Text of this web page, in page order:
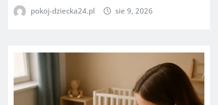
pokoj-dziecka24.pl sie 9, 2026